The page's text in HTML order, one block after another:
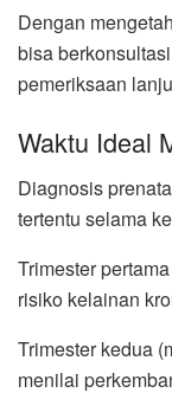
Dengan
bisa
pemeriksaan
Waktu Ideal
Diagnosis
tertentu selama
Trimester
risiko kelainan
Trimester kedua
menilai